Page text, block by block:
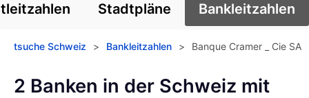
Stadtpläne Bankleitzahlen
tsuche Schweiz > Bankleitzahlen > Banque Cramer _ Cie SA
2 Banken in der Schweiz mit